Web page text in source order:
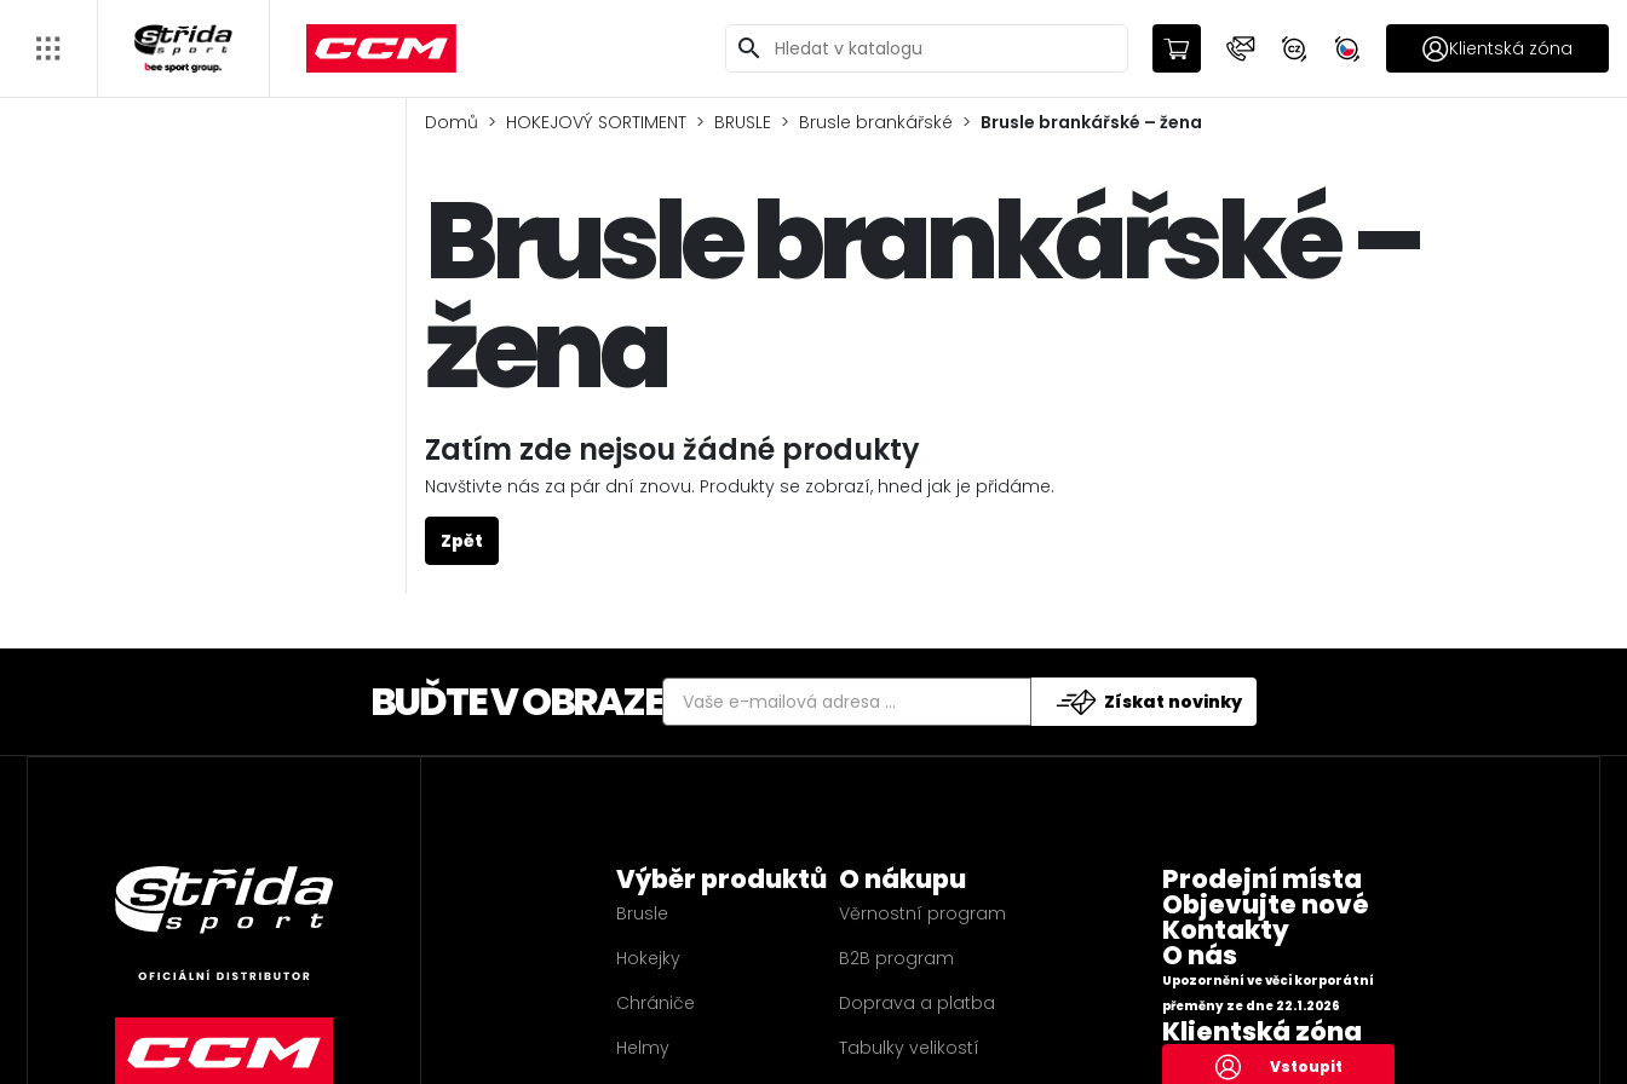
search Klientská zóna
Domů HOKEJOVÝ SORTIMENT BRUSLE Brusle brankářské Brusle brankářské – žena
Brusle brankářské –
žena
Zatím zde nejsou žádné produkty
Navštivte nás za pár dní znovu. Produkty se zobrazí, hned jak je přidáme.
Zpět
BUĎTE V OBRAZE Získat novinky
Výběr produktů
Brusle
Hokejky
Chrániče
Helmy
O nákupu
Věrnostní program
B2B program
Doprava a platba
Tabulky velikostí
Prodejní místa
Objevujte nové
Kontakty
O nás
Upozornění ve věci korporátní
přeměny ze dne 22.1.2026
Klientská zóna
Vstoupit